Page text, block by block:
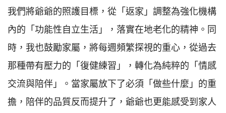
我們將爺爺的照護目標，從「返家」調整為強化機構
內的「功能性自立生活」，落實在地老化的精神。同
時，我也鼓勵家屬，將每週頻繁探視的重心，從過去
那種帶有壓力的「復健練習」，轉化為純粹的「情感
交流與陪伴」。當家屬放下了必須「做些什麼」的重
擔，陪伴的品質反而提升了，爺爺也更能感受到家人